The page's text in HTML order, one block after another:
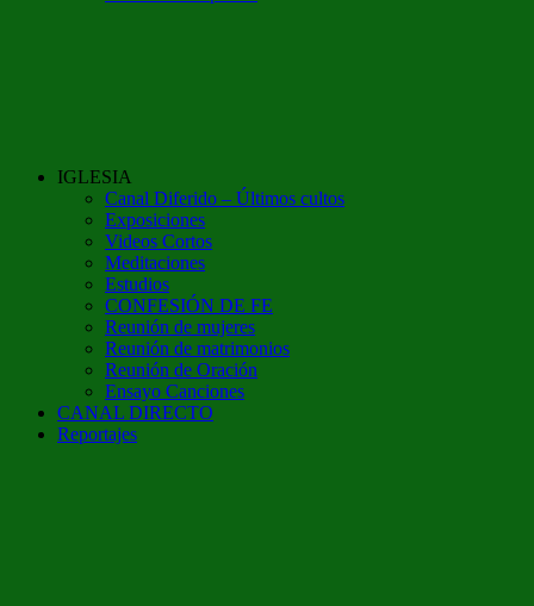
IGLESIA
Canal Diferido – Últimos cultos
Exposiciones
Videos Cortos
Meditaciones
Estudios
CONFESIÓN DE FE
Reunión de mujeres
Reunión de matrimonios
Reunión de Oración
Ensayo Canciones
CANAL DIRECTO
Reportajes